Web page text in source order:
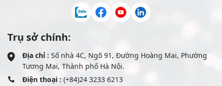
Trụ sở chính:
Địa chỉ : Số nhà 4C, Ngõ 91, Đường Hoàng Mai, Phường
Tương Mai, Thành phố Hà Nội.
Điện thoại : (+84)24 3233 6213